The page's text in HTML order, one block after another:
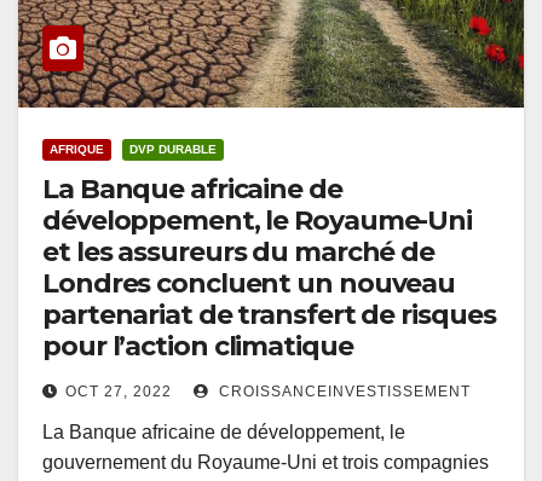
AFRIQUE DVP DURABLE
La Banque africaine de
développement, le Royaume-Uni
et les assureurs du marché de
Londres concluent un nouveau
partenariat de transfert de risques
pour l’action climatique
OCT 27, 2022 CROISSANCEINVESTISSEMENT
La Banque africaine de développement, le
gouvernement du Royaume-Uni et trois compagnies